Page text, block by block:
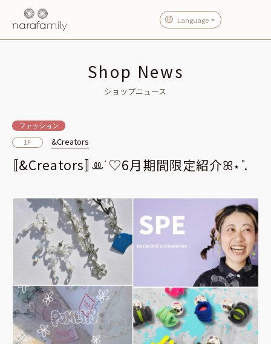
Language
Shop News
ショップニュース
ファッション
1F
&Creators
〚&Creators〛ꔛ‎࣪ ♡‬6月⁡期間限定紹介️️ꕤ︎︎⋆ ̊.